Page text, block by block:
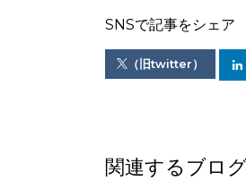
SNSで記事をシェア
（旧twitter）
関連するブロ